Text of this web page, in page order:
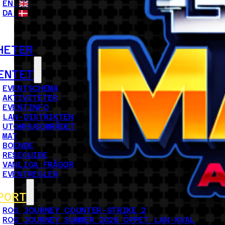
EN
DA
EVENTSCHEMA
AKTIVITETER
EVENTINFO
LAN-DISTRIKTEN
UTOMHUSOMRÅDET
MAT
BOENDE
RESEGUIDE
VANLIGA FRÅGOR
EVENTREGLER
ROG JOURNEY COUNTER-STRIKE 2
ROG JOURNEY SUMMER 2026 ÖPPET LAN-KVAL